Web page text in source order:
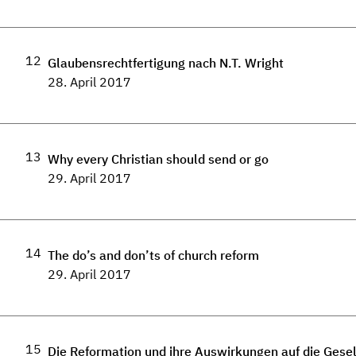
12 Glaubensrechtfertigung nach N.T. Wright
28. April 2017
13 Why every Christian should send or go
29. April 2017
14 The do’s and don’ts of church reform
29. April 2017
15 Die Reformation und ihre Auswirkungen auf die